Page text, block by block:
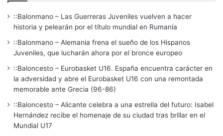
::Balonmano – Las Guerreras Juveniles vuelven a hacer
historia y pelearán por el título mundial en Rumanía
::Balonmano – Alemania frena el sueño de los Hispanos
Juveniles, que lucharán ahora por el bronce europeo
::Baloncesto – Eurobasket U16. España encuentra carácter en
la adversidad y abre el Eurobasket U16 con una remontada
memorable ante Grecia (96-86)
::Baloncesto – Alicante celebra a una estrella del futuro: Isabel
Hernández recibe el homenaje de su ciudad tras brillar en el
Mundial U17